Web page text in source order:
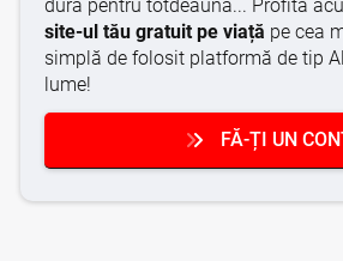
dura pentru totdeauna... Profită
site-ul tău gratuit pe viață pe cea
simplă de folosit platformă de tip
lume!
FĂ-ȚI UN